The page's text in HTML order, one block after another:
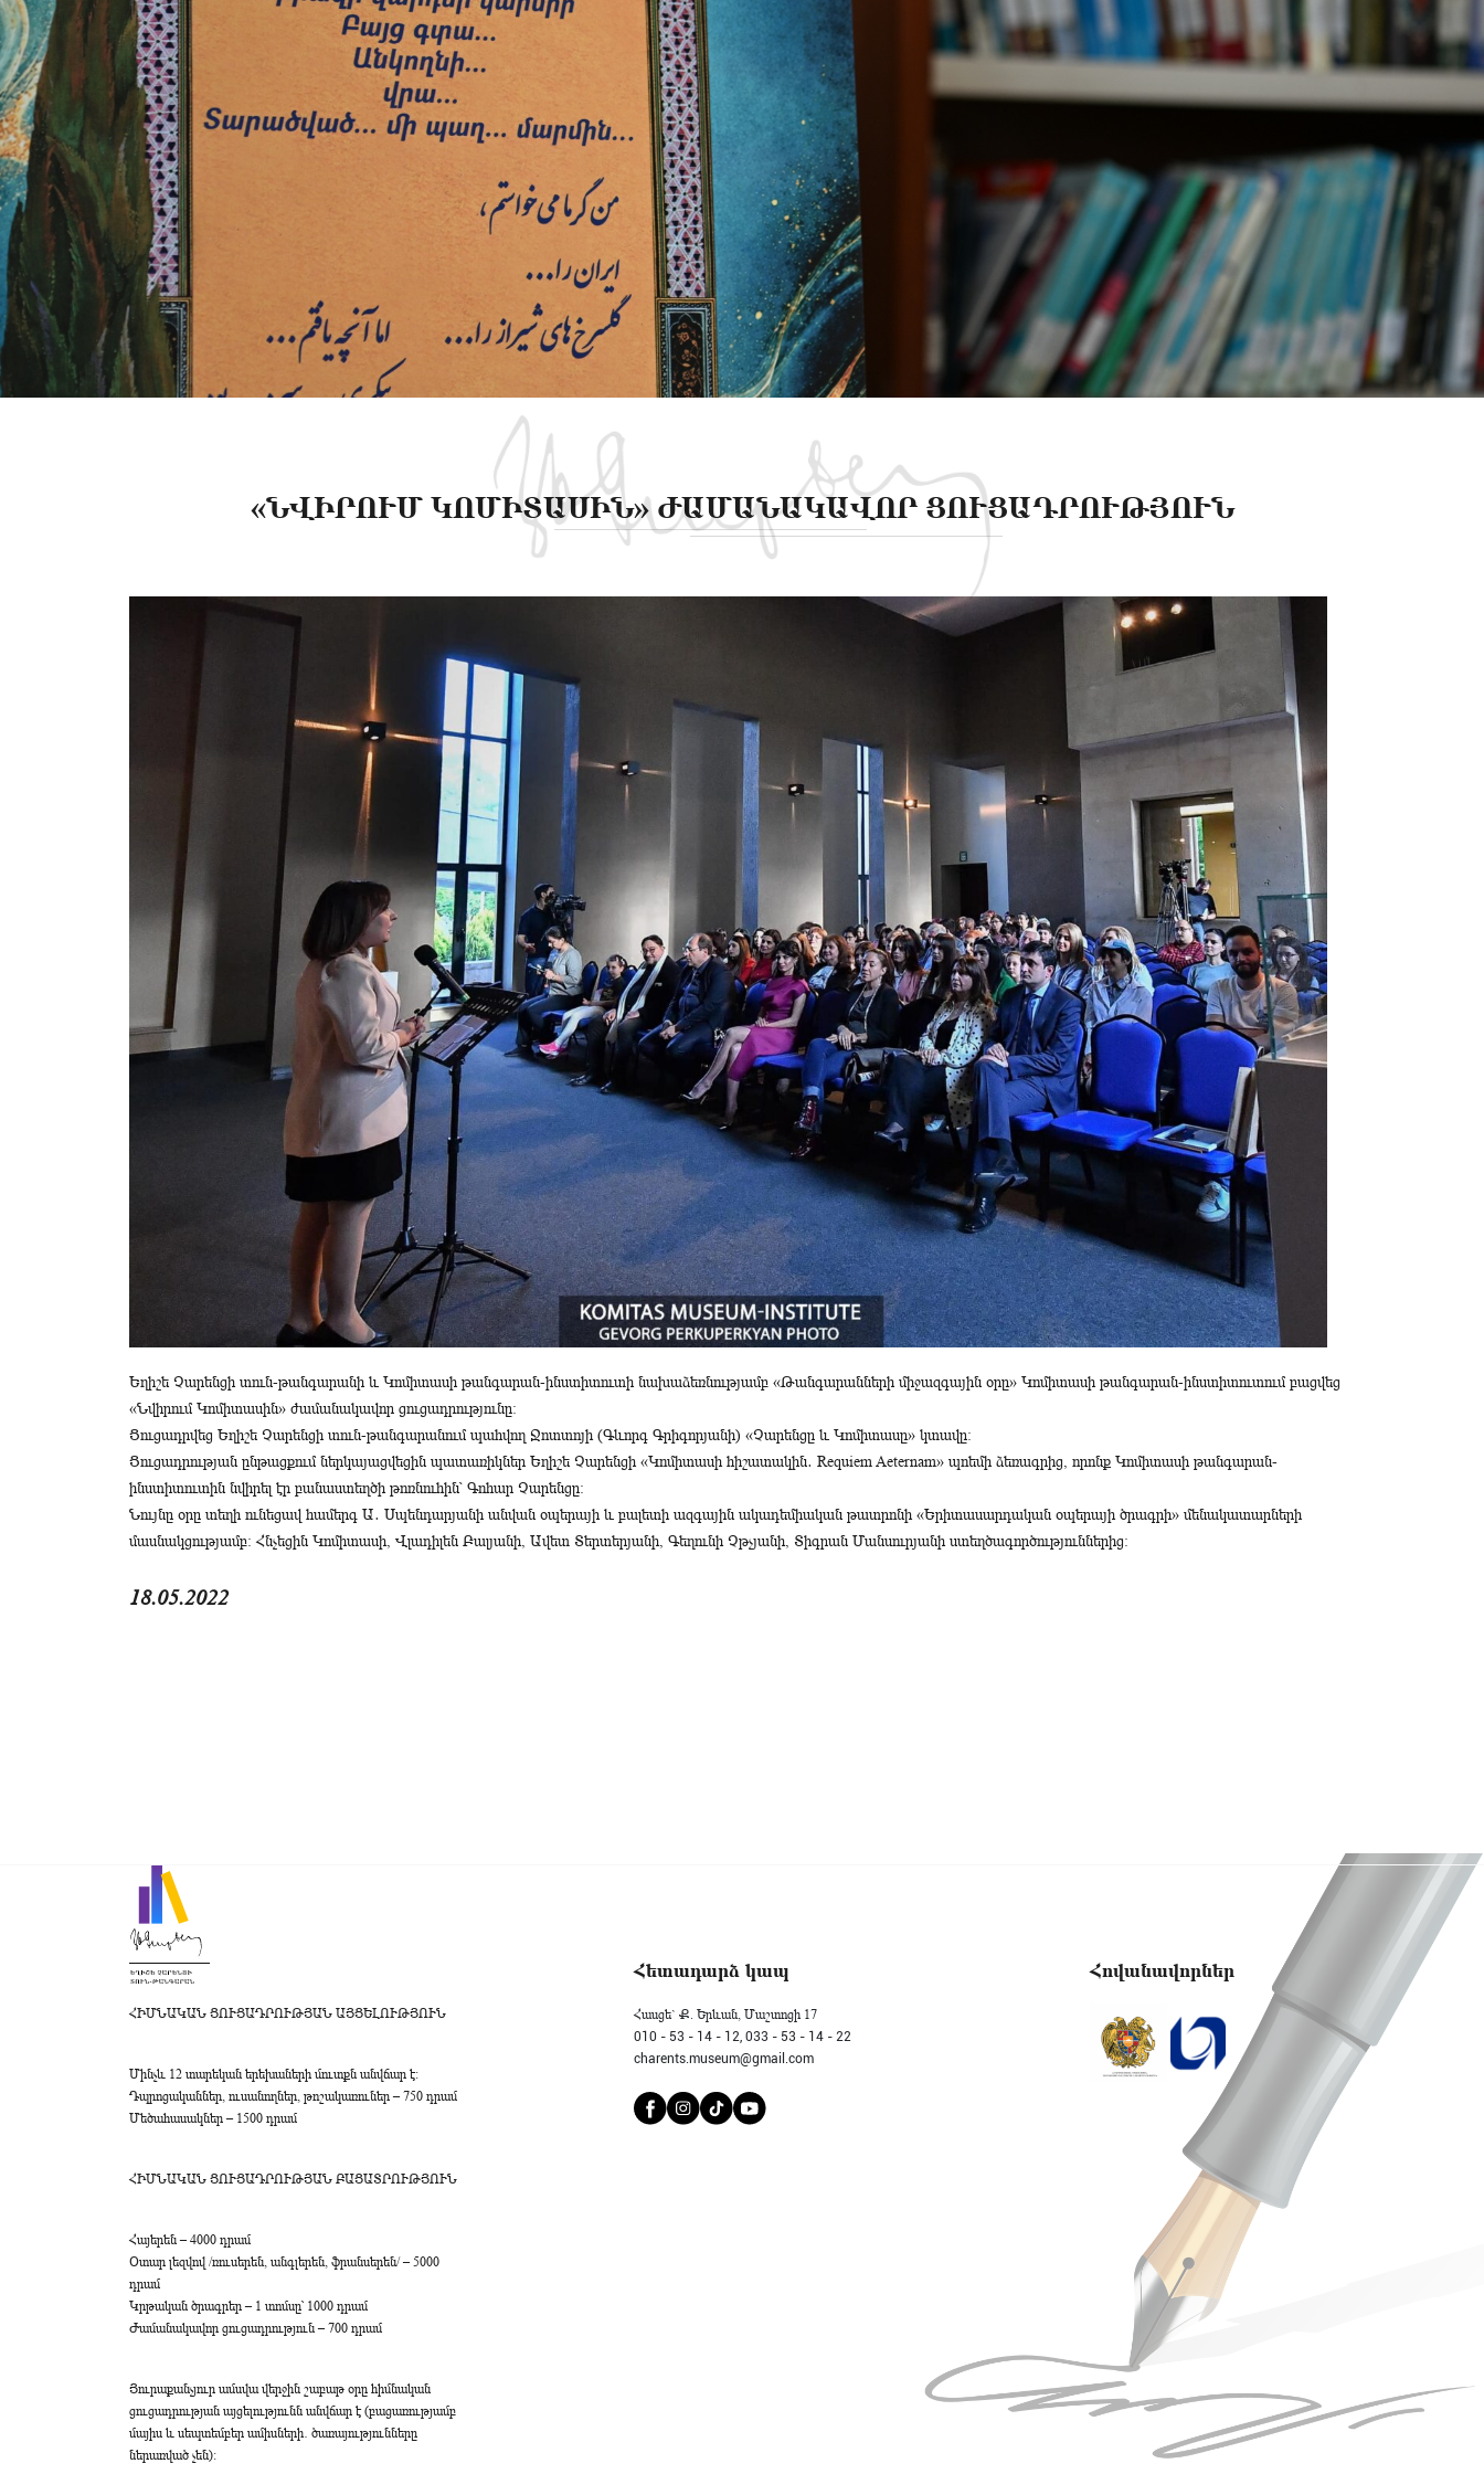
«ՆՎԻՐՈՒՄ ԿՈՄԻՏԱՍԻՆ» ԺԱՄԱՆԱԿԱՎՈՐ ՑՈՒՑԱԴՐՈՒԹՅՈՒՆ
Եղիշե Չարենցի տուն-թանգարանի և Կոմիտասի թանգարան-ինստիտուտի նախաձեռնությամբ «Թանգարանների միջազգային օրը» Կոմիտասի թանգարան-ինստիտուտում բացվեց
«Նվիրում Կոմիտասին» ժամանակավոր ցուցադրությունը։
Ցուցադրվեց Եղիշե Չարենցի տուն-թանգարանում պահվող Ջոտտոյի (Գևորգ Գրիգորյանի) «Չարենցը և Կոմիտասը» կտավը։
Ցուցադրության ընթացքում ներկայացվեցին պատառիկներ Եղիշե Չարենցի «Կոմիտասի հիշատակին․ Requiem Aeternam» պոեմի ձեռագրից, որոնք Կոմիտասի թանգարան-
ինստիտուտին նվիրել էր բանաստեղծի թոռնուհին՝ Գոհար Չարենցը։
Նույնը օրը տեղի ունեցավ համերգ Ա․ Սպենդարյանի անվան օպերայի և բալետի ազգային ակադեմիական թատրոնի «Երիտասարդական օպերայի ծրագրի» մենակատարների
մասնակցությամբ։ Հնչեցին Կոմիտասի, Վլադիլեն Բալյանի, Ավետ Տերտերյանի, Գեղունի Չթչյանի, Տիգրան Մանսուրյանի ստեղծագործություններից։
18.05.2022
ՀԻՄՆԱԿԱՆ ՑՈՒՑԱԴՐՈՒԹՅԱՆ ԱՅՑԵԼՈՒԹՅՈՒՆ
Մինչև 12 տարեկան երեխաների մուտքն անվճար է։
Դպրոցականներ, ուսանողներ, թոշակառուներ – 750 դրամ
Մեծահասակներ – 1500 դրամ
ՀԻՄՆԱԿԱՆ ՑՈՒՑԱԴՐՈՒԹՅԱՆ ԲԱՑԱՏՐՈՒԹՅՈՒՆ
Հայերեն – 4000 դրամ
Օտար լեզվով /ռուսերեն, անգլերեն, ֆրանսերեն/ – 5000
դրամ
Կրթական ծրագրեր – 1 տոմսը՝ 1000 դրամ
Ժամանակավոր ցուցադրություն – 700 դրամ
Յուրաքանչյուր ամսվա վերջին շաբաթ օրը հիմնական
ցուցադրության այցելությունն անվճար է (բացառությամբ
մայիս և սեպտեմբեր ամիսների․ ծառայությունները
ներառված չեն):
Հետադարձ կապ
Հասցե` Ք. Երևան, Մաշտոցի 17
010 - 53 - 14 - 12, 033 - 53 - 14 - 22
charents.museum@gmail.com
Հովանավորներ